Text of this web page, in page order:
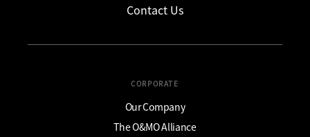
Contact Us
CORPORATE
Our Company
The O&MO Alliance